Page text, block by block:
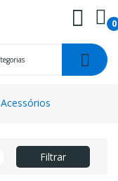
0
Acessórios
Filtrar